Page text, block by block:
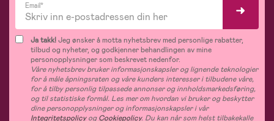
Email*
Ja takk!Jeg ønsker å motta nyhetsbrev med personlige rabatter,
tilbud og nyheter, og godkjenner behandlingen av mine
personopplysninger som beskrevet nedenfor.
Våre nyhetsbrev bruker informasjonskapsler og lignende teknologier
for å måle åpningsraten og våre kunders interesser i tilbudene våre,
for å tilby personlig tilpassede annonser og innholdsmarkedsføring,
og til statistiske formål. Les mer om hvordan vi bruker og beskytter
dine personopplysninger og informasjonskapsler i vår
IntegritetspolicyogCookiepolicy. Du kan når som helst tilbakekalle